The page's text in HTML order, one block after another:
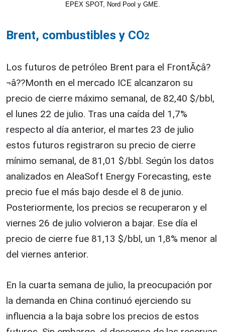
EPEX SPOT, Nord Pool y GME.
Brent, combustibles y CO2
Los futuros de petróleo Brent para el FrontÃ¢â?
¬â??Month en el mercado ICE alcanzaron su
precio de cierre máximo semanal, de 82,40 $/bbl,
el lunes 22 de julio. Tras una caída del 1,7%
respecto al día anterior, el martes 23 de julio
estos futuros registraron su precio de cierre
mínimo semanal, de 81,01 $/bbl. Según los datos
analizados en AleaSoft Energy Forecasting, este
precio fue el más bajo desde el 8 de junio.
Posteriormente, los precios se recuperaron y el
viernes 26 de julio volvieron a bajar. Ese día el
precio de cierre fue 81,13 $/bbl, un 1,8% menor al
del viernes anterior.
En la cuarta semana de julio, la preocupación por
la demanda en China continuó ejerciendo su
influencia a la baja sobre los precios de estos